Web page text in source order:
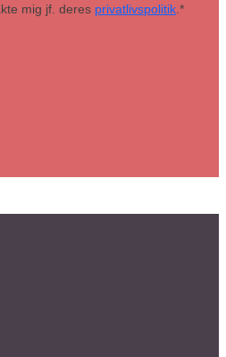
mig jf. deres privatlivspolitik *